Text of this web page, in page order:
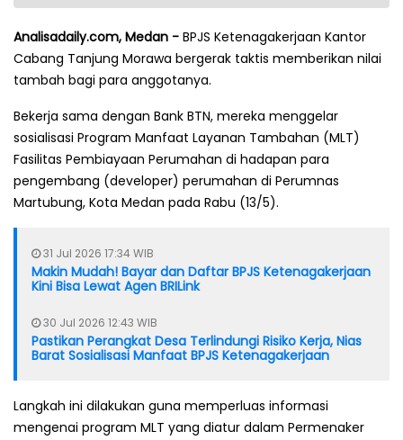
Analisadaily.com, Medan - BPJS Ketenagakerjaan Kantor
Cabang Tanjung Morawa bergerak taktis memberikan nilai
tambah bagi para anggotanya.
Bekerja sama dengan Bank BTN, mereka menggelar
sosialisasi Program Manfaat Layanan Tambahan (MLT)
Fasilitas Pembiayaan Perumahan di hadapan para
pengembang (developer) perumahan di Perumnas
Martubung, Kota Medan pada Rabu (13/5).
31 Jul 2026 17:34 WIB
Makin Mudah! Bayar dan Daftar BPJS Ketenagakerjaan
Kini Bisa Lewat Agen BRILink
30 Jul 2026 12:43 WIB
Pastikan Perangkat Desa Terlindungi Risiko Kerja, Nias
Barat Sosialisasi Manfaat BPJS Ketenagakerjaan
Langkah ini dilakukan guna memperluas informasi
mengenai program MLT yang diatur dalam Permenaker